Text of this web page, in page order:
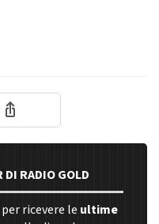
RADIO GOLD
ricevere le ultime